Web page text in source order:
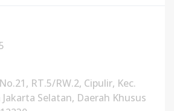
RT.5/RW.2, Cipulir, Kec.
Jakarta Selatan, Daerah Khusus